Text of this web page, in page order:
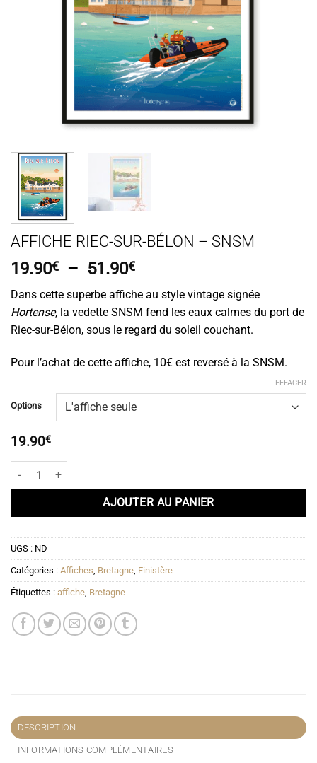
AFFICHE RIEC-SUR-BÉLON – SNSM
19.90€ – 51.90€Plage
prix :
19.90€
à
51.90€
Dans cette superbe affiche au style vintage signée
Hortense, la vedette SNSM fend les eaux calmes du port de
Riec-sur-Bélon, sous le regard du soleil couchant.
Pour l’achat de cette affiche, 10€ est reversé à la SNSM.
Options
EFFACER
19.90€
quantité de Affiche Riec-Sur-Bélon - SNSM
AJOUTER AU PANIER
UGS : ND
Catégories : Affiches Bretagne Finistère
Étiquettes : affiche Bretagne
DESCRIPTION
INFORMATIONS COMPLÉMENTAIRES